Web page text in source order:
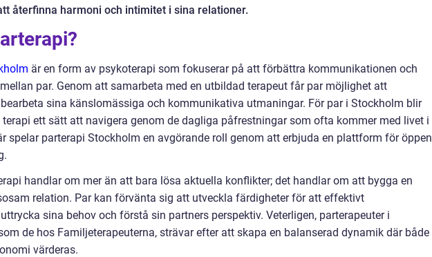
återfinna harmoni och intimitet i sina relationer.
är en form av psykoterapi som fokuserar på att förbättra kommunikationen och
par. Genom att samarbeta med en utbildad terapeut får par möjlighet att
sina känslomässiga och kommunikativa utmaningar. För par i Stockholm blir
ett sätt att navigera genom de dagliga påfrestningar som ofta kommer med livet i
spelar parterapi Stockholm en avgörande roll genom att erbjuda en plattform för öppen
handlar om mer än att bara lösa aktuella konflikter; det handlar om att bygga en
relation. Par kan förvänta sig att utveckla färdigheter för att effektivt
sina behov och förstå sin partners perspektiv. Veterligen, parterapeuter i
de hos Familjeterapeuterna, strävar efter att skapa en balanserad dynamik där både
värderas.